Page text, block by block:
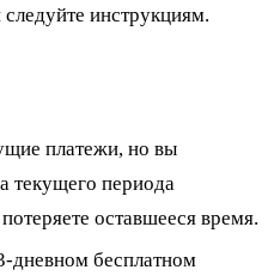
инструкциям.
платежи, но вы
текущего периода
оставшееся время.
дневном бесплатном